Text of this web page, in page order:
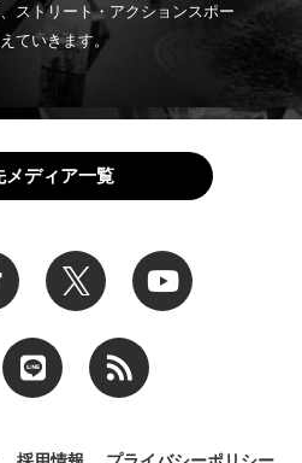
ストリート・アクションスポー
ていきます。
メディア一覧